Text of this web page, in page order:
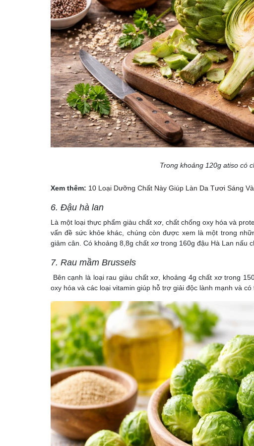
Trong khoảng 120g atiso có
Xem thêm: 10 Loại Dưỡng Chất Này Giúp Làn Da Tươi Sáng
6. Đậu hà lan
Là một loại thực phẩm giàu chất xơ, chất chống oxy hóa và
vấn đề sức khỏe khác, chúng còn được xem là một trong
giảm cân. Có khoảng 8,8g chất xơ trong 160g đậu Hà Lan nấu
7. Rau mầm Brussels
Bên cạnh là loại rau giàu chất xơ, khoảng 4g chất xơ trong
oxy hóa và các loại vitamin giúp hỗ trợ giải độc lành mạnh và